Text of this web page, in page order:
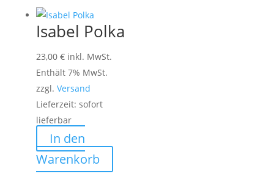
Isabel Polka
23,00 € inkl. MwSt.
Enthält 7% MwSt.
zzgl. Versand
Lieferzeit: sofort
lieferbar
In den
Warenkorb